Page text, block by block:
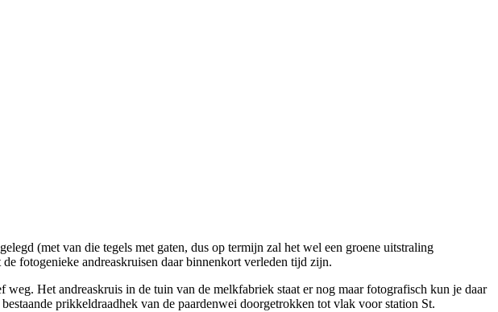
(met van die tegels met gaten, dus op termijn zal het wel een groene uitstraling
fotogenieke andreaskruisen daar binnenkort verleden tijd zijn.
Het andreaskruis in de tuin van de melkfabriek staat er nog maar fotografisch kun je daar
prikkeldraadhek van de paardenwei doorgetrokken tot vlak voor station St.